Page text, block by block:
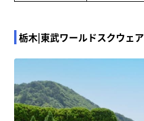
栃木|東武ワールドスクウェア